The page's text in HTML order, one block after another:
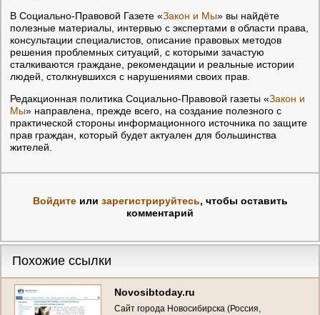
В Социально-Правовой Газете «Закон и Мы» вы найдёте
полезные материалы, интервью с экспертами в области права,
консультации специалистов, описание правовых методов
решения проблемных ситуаций, с которыми зачастую
сталкиваются граждане, рекомендации и реальные истории
людей, столкнувшихся с нарушениями своих прав.
Редакционная политика Социально-Правовой газеты «Закон и
Мы» направлена, прежде всего, на создание полезного с
практической стороны информационного источника по защите
прав граждан, который будет актуален для большинства
жителей.
Войдитеили зарегистрируйтесь, чтобы оставить
комментарий
Похожие ссылки
Novosibtoday.ru
Сайт города Новосибирска (Россия,